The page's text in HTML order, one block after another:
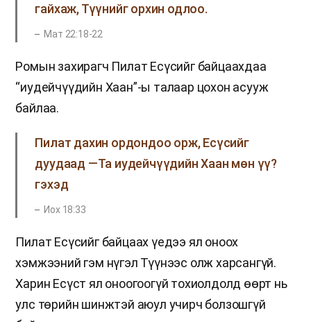
гайхаж, Түүнийг орхин одлоо.
Мат 22:18-22
Ромын захирагч Пилат Есүсийг байцаахдаа
“иудейчүүдийн Хаан”-ы талаар цохон асууж
байлаа.
Пилат дахин ордондоо орж, Есүсийг
дуудаад —Та иудейчүүдийн Хаан мөн үү?
гэхэд
Иох 18:33
Пилат Есүсийг байцаах үедээ ял оноох
хэмжээний гэм нүгэл Түүнээс олж харсангүй.
Харин Есүст ял оноогоогүй тохиолдолд өөрт нь
улс төрийн шинжтэй аюул учирч болзошгүй